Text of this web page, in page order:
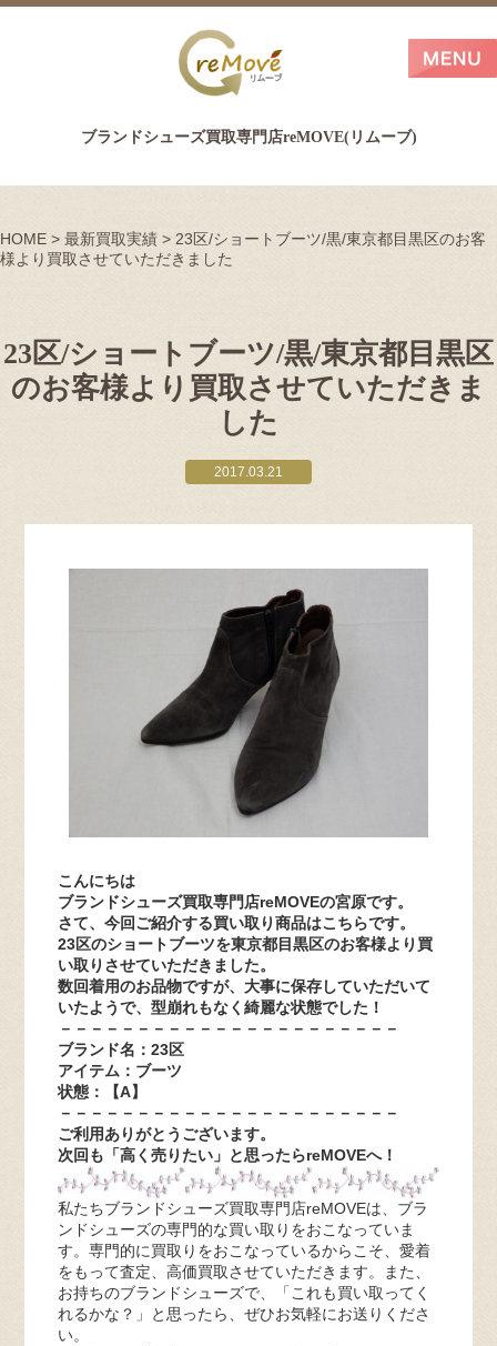
ブランドシューズ買取専門店reMOVE(リムーブ)
HOME > 最新買取実績 > 23区/ショートブーツ/黒/東京都目黒区のお客
様より買取させていただきました
23区/ショートブーツ/黒/東京都目黒区
のお客様より買取させていただきま
した
2017.03.21
こんにちは
ブランドシューズ買取専門店reMOVEの宮原です。
さて、今回ご紹介する買い取り商品はこちらです。
23区のショートブーツを東京都目黒区のお客様より買
い取りさせていただきました。
数回着用のお品物ですが、大事に保存していただいて
いたようで、型崩れもなく綺麗な状態でした！
－－－－－－－－－－－－－－－－－－－－－－
ブランド名：23区
アイテム：ブーツ
状態：【A】
－－－－－－－－－－－－－－－－－－－－－－
ご利用ありがとうございます。
次回も「高く売りたい」と思ったらreMOVEへ！
私たちブランドシューズ買取専門店reMOVEは、ブラ
ンドシューズの専門的な買い取りをおこなっていま
す。専門的に買取りをおこなっているからこそ、愛着
をもって査定、高価買取させていただきます。また、
お持ちのブランドシューズで、「これも買い取ってく
れるかな？」と思ったら、ぜひお気軽にお送りくださ
い。